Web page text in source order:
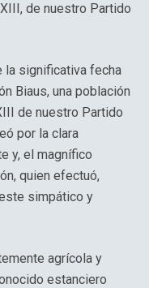
de nuestro Partido
la significativa fecha
Biaus, una población
de nuestro Partido
por la clara
y, el magnífico
quien efectuó,
simpático y
agrícola y
estanciero